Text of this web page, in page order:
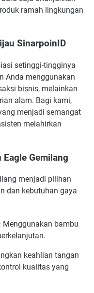
ramah lingkungan
SinarpoinID
setinggi-tingginya
Anda menggunakan
bisnis, melainkan
alam. Bagi kami,
menjadi semangat
melahirkan
Gemilang
menjadi pilihan
dan kebutuhan gaya
Menggunakan bambu
keahlian tangan
kualitas yang